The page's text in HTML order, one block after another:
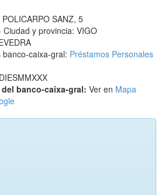
SANZ, 5
y provincia: VIGO
caixa-gral: Préstamos Personales
banco-caixa-gral: Ver en Mapa